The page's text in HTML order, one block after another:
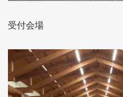
受付会場